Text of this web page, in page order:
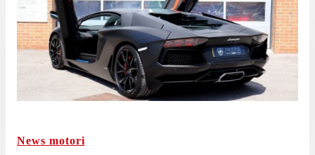
News motori